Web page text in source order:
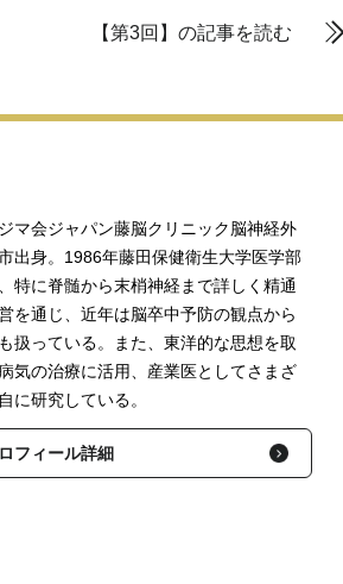
【第3回】の記事を読む
マ会ジャパン藤脳クリニック脳神経外
出身。1986年藤田保健衛生大学医学部
特に脊髄から末梢神経まで詳しく精通
を通じ、近年は脳卒中予防の観点から
扱っている。また、東洋的な思想を取
気の治療に活用、産業医としてさまざ
に研究している。
フィール詳細